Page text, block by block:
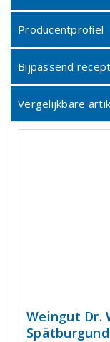
Producentprofiel
Bijpassend recept
Vergelijkbare
Weingut Dr.